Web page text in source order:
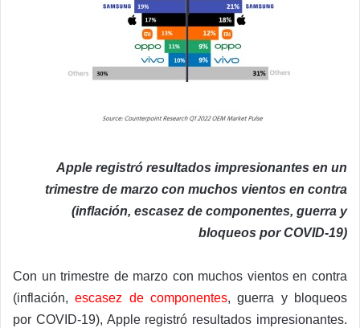
Apple registró resultados impresionantes en un
trimestre de marzo con muchos vientos en contra
(inflación, escasez de componentes, guerra y
bloqueos por COVID-19)
Con un trimestre de marzo con muchos vientos en contra
(inflación,escasez de componentes, guerra y bloqueos
por COVID-19), Apple registró resultados impresionantes.